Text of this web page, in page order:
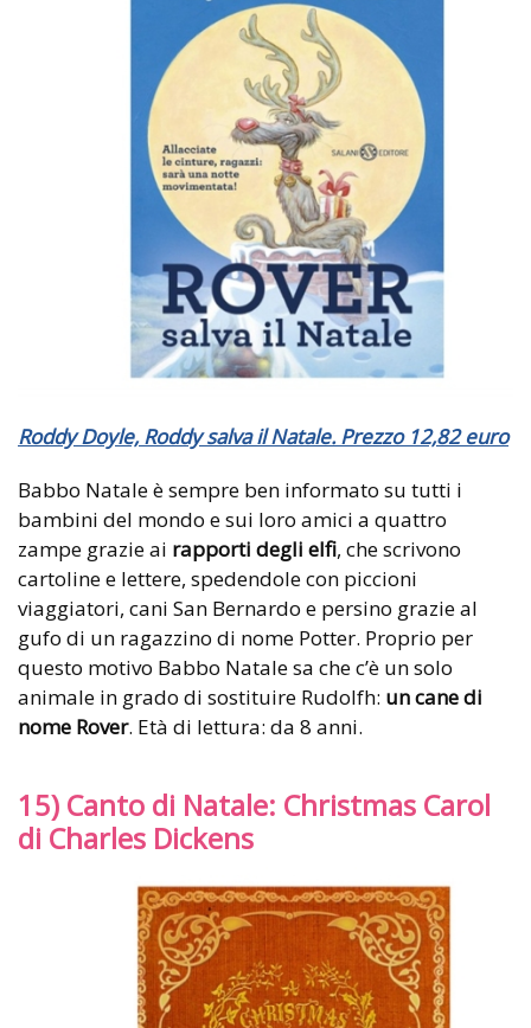
Roddy Doyle, Roddy salva il Natale. Prezzo 12,82 euro
Babbo Natale è sempre ben informato su tutti i
bambini del mondo e sui loro amici a quattro
zampe grazie ai rapporti degli elfi, che scrivono
cartoline e lettere, spedendole con piccioni
viaggiatori, cani San Bernardo e persino grazie al
gufo di un ragazzino di nome Potter. Proprio per
questo motivo Babbo Natale sa che c’è un solo
animale in grado di sostituire Rudolfh: un cane di
nome Rover. Età di lettura: da 8 anni.
15) Canto di Natale: Christmas Carol
di Charles Dickens